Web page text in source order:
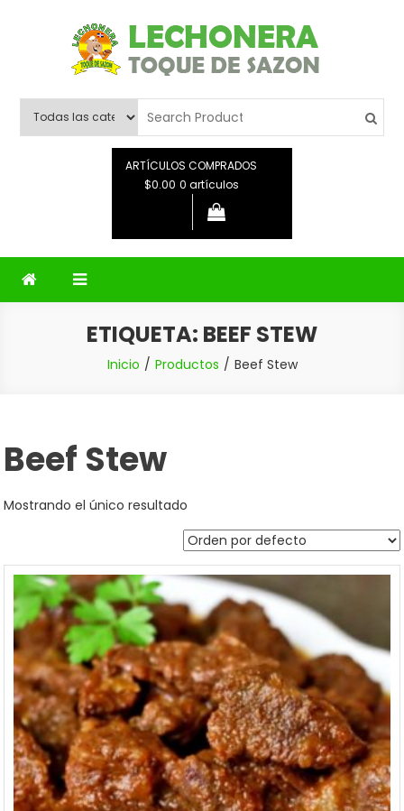
Lechonera Toque De Sazon
ARTÍCULOS COMPRADOS
$0.00 0 artículos
ETIQUETA: BEEF STEW
Inicio Productos Beef Stew
Beef Stew
Mostrando el único resultado